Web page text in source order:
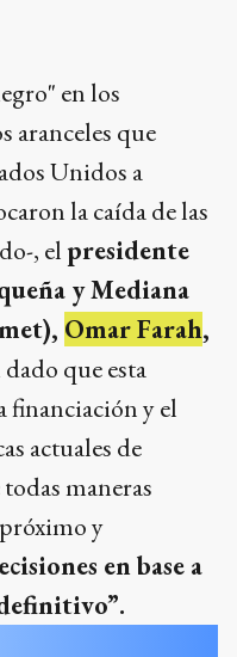
en los
aranceles que
Unidos a
la caída de las
, el presidente
y Mediana
Omar Farah,
que esta
financiación y el
actuales de
maneras
y
en base a